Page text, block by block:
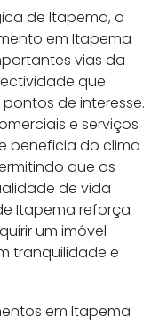
de Itapema, o
em Itapema
vias da
que
de interesse.
e serviços
beneficia do clima
que os
de vida
Itapema reforça
um imóvel
tranquilidade e
em Itapema